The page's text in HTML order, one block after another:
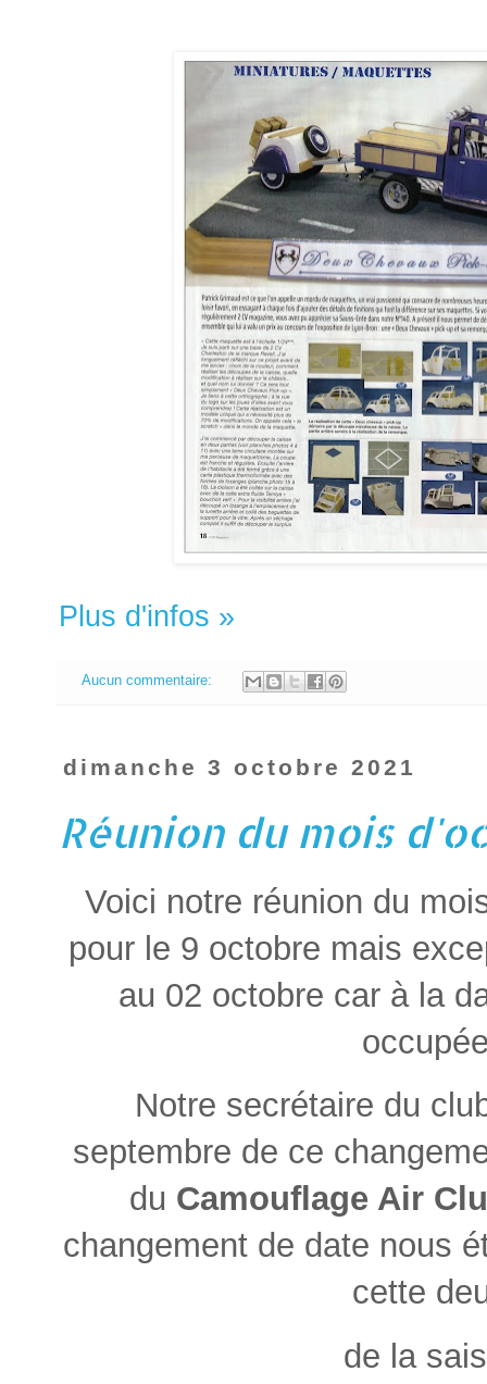
Plus d'infos »
Aucun commentaire:
dimanche 3 octobre 2021
Réunion du mois
Voici notre réunion du
pour le 9 octobre mais
au 02 octobre car à la
Notre secrétaire du
septembre de ce
du Camouflage Air
changement de date nous
cette
de la